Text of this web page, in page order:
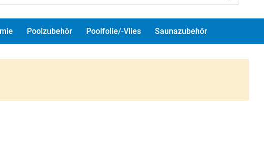
Poolzubehör Poolfolie/-Vlies Saunazubehör